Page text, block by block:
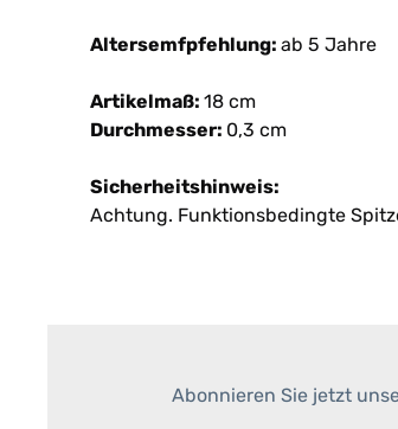
Altersemfpfehlung: ab 5 Jahre
Artikelmaß: 18 cm
Durchmesser: 0,3 cm
Sicherheitshinweis:
Achtung. Funktionsbedingte
Abonnieren Sie jetzt